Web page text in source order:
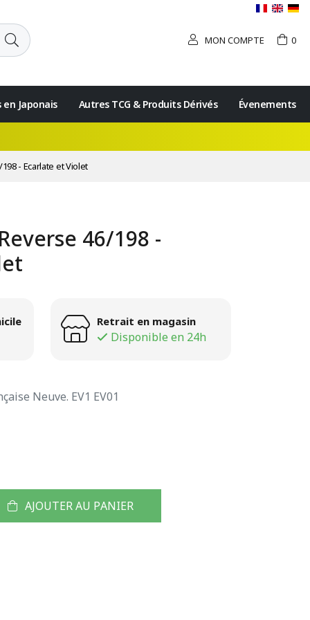
MON COMPTE 0
Japonais Autres TCG & Produits Dérivés Évenements
- Ecarlate et Violet
46/198 -
Retrait en magasin
Disponible en 24h
Neuve. EV1 EV01
AJOUTER AU PANIER